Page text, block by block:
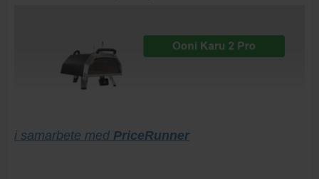
i samarbete med PriceRunner